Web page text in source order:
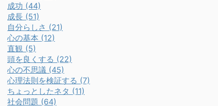
成功 (44)
成長 (51)
自分らしさ (21)
心の基本 (12)
直観 (5)
頭を良くする (22)
心の不思議 (45)
心理法則を検証する (7)
ちょっとしたネタ (11)
社会問題 (64)